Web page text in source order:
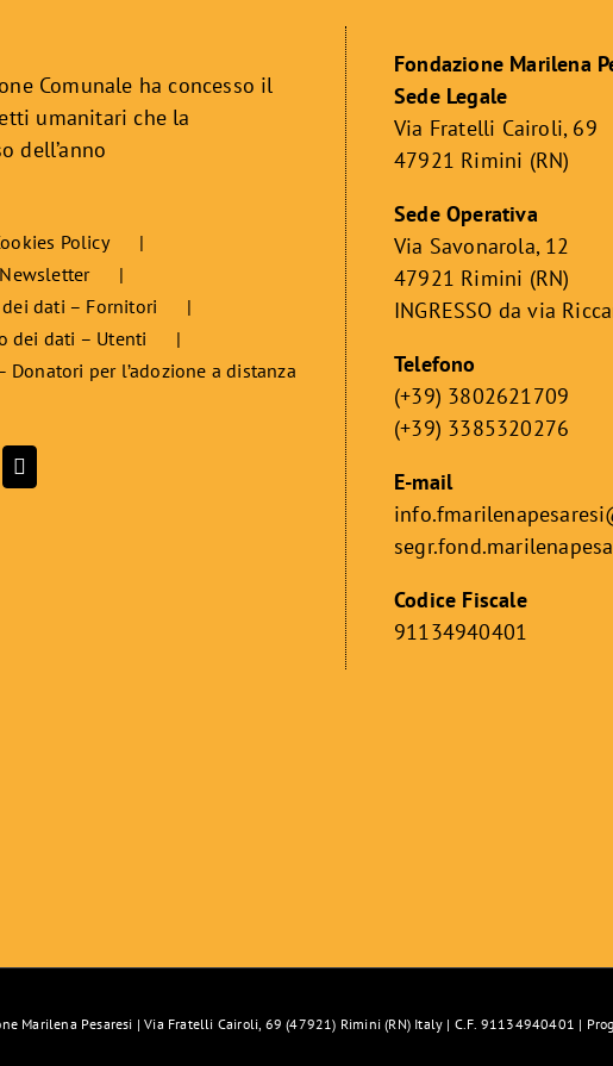
Comunale ha concesso il
umanitari che la
dell’anno
Policy
dati – Fornitori
dei dati – Utenti
per l’adozione a distanza
Fondazione Marilena
Sede Legale
Via Fratelli Cairoli, 69
47921 Rimini (RN)
Sede Operativa
Via Savonarola, 12
47921 Rimini (RN)
INGRESSO da via
Telefono
(+39) 3802621709
(+39) 3385320276
E-mail
Codice Fiscale
91134940401
Marilena Pesaresi | Via Fratelli Cairoli, 69 (47921) Rimini (RN) Italy | C.F. 91134940401 |